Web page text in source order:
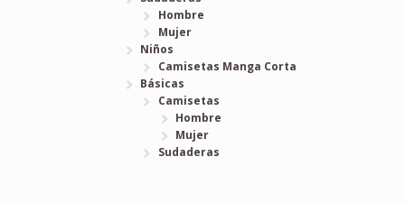
Hombre
Mujer
Niños
Camisetas Manga Corta
Básicas
Camisetas
Hombre
Mujer
Sudaderas